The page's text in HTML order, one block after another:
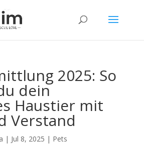
2025: So
dein
Haustier mit
Verstand
| Jul 8, 2025 | Pets